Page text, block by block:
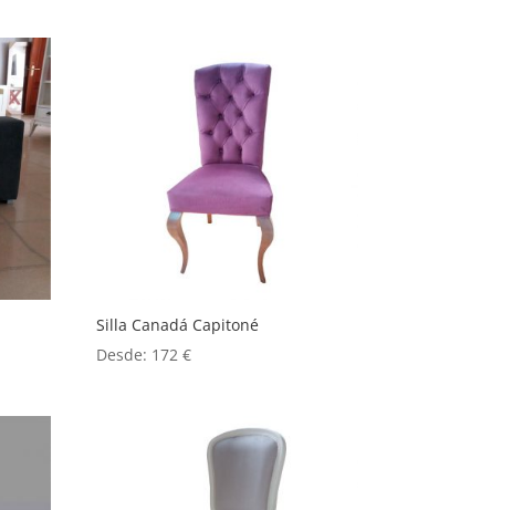
Silla Canadá Capitoné
Desde: 172€